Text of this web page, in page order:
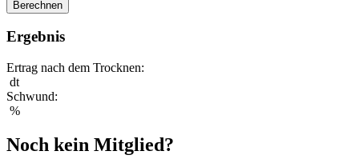
Berechnen
Ergebnis
Ertrag nach dem Trocknen:
dt
Schwund:
%
Noch kein Mitglied?